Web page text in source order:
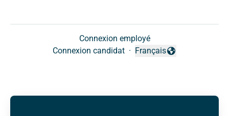
Connexion employé
Connexion candidat ·
Changer la langue
Français